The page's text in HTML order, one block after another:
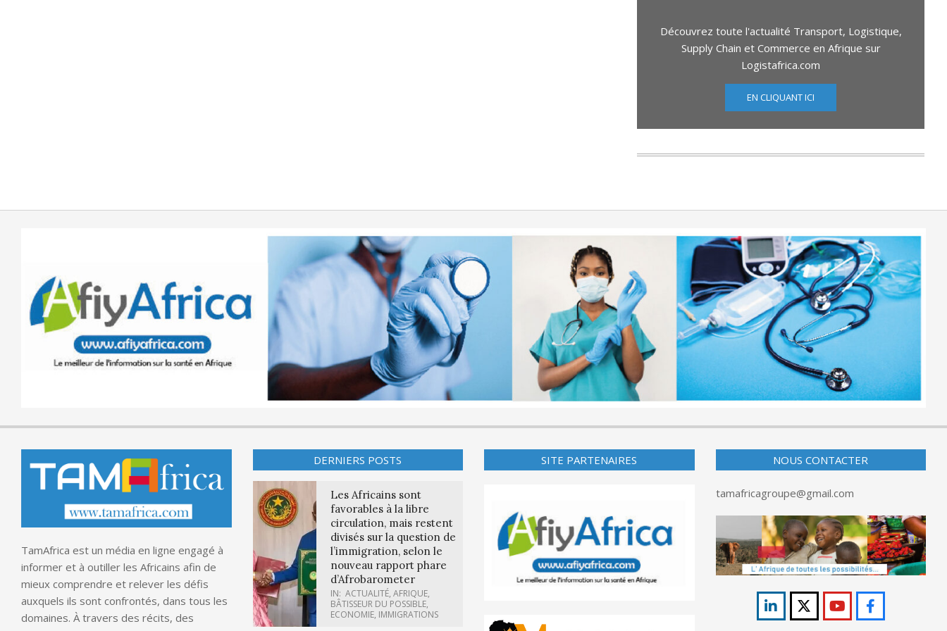
Découvrez toute l'actualité Transport, Logistique,
Supply Chain et Commerce en Afrique sur
Logistafrica.com
EN CLIQUANT ICI
TamAfrica est un média en ligne engagé à
informer et à outiller les Africains afin de
mieux comprendre et relever les défis
auxquels ils sont confrontés, dans tous les
domaines. À travers des récits, des
DERNIERS POSTS
Les Africains sont
favorables à la libre
circulation, mais restent
divisés sur la question de
l’immigration, selon le
nouveau rapport phare
d’Afrobarometer
IN: ACTUALITÉ, AFRIQUE,
BÂTISSEUR DU POSSIBLE,
ECONOMIE, IMMIGRATIONS
SITE PARTENAIRES NOUS CONTACTER
tamafricagroupe@gmail.com